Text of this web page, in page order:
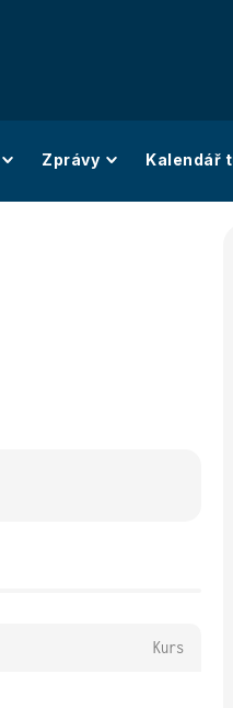
Zprávy Kalendář
Kurs